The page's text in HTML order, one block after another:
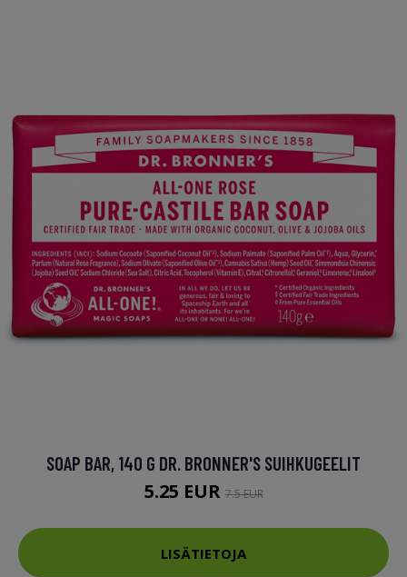
SOAP BAR, 140 G DR. BRONNER'S SUIHKUGEELIT
5.25 EUR7.5 EUR
LISÄTIETOJA